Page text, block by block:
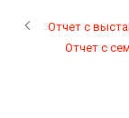
Отчет с
Отчет с